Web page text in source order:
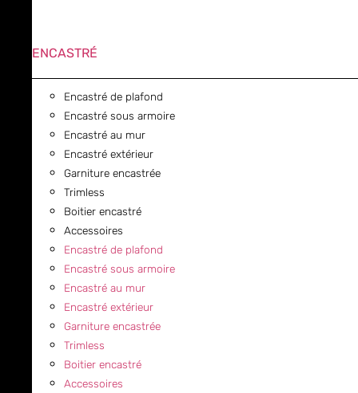
ENCASTRÉ
Encastré de plafond
Encastré sous armoire
Encastré au mur
Encastré extérieur
Garniture encastrée
Trimless
Boitier encastré
Accessoires
Encastré de plafond
Encastré sous armoire
Encastré au mur
Encastré extérieur
Garniture encastrée
Trimless
Boitier encastré
Accessoires